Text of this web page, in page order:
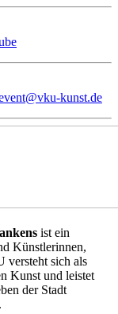
kunst.de
ist ein
Künstlerinnen,
versteht sich als
Kunst und leistet
der Stadt